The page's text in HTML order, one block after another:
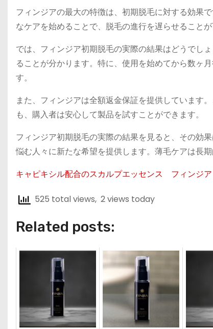
フィンジアの最大の特徴は、初期脱毛に対する効果
なケアを始めることで、脱毛の進行を遅らせること
では、フィンジア初期脱毛の実際の結果はどうでし
ることが分かります。特に、使用を始めてから数ヶ
す。
また、フィンジアは全額返金保証を提供しています
も、購入者は安心して製品を試すことができます。
フィンジア初期脱毛の実際の結果を見ると、その効
悩む人々に新たな希望を提供します。薄毛ケアは長
キャピキシル配合のスカルプエッセンス フィンジア
525 total views, 2 views today
Related posts: